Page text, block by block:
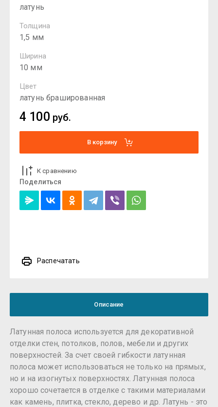
латунь
Толщина
1,5 мм
Ширина
10 мм
Цвет
латунь брашированная
4 100 руб.
В корзину
К сравнению
Поделиться
Распечатать
Описание
Латунная полоса используется для декоративной
отделки стен, потолков, полов, мебели и других
поверхностей. За счет своей гибкости латунная
полоса может использоваться не только на прямых,
но и на изогнутых поверхностях. Латунная полоса
хорошо сочетается в отделке с такими материалами
как камень, плитка, стекло, дерево и др. Латунь - это